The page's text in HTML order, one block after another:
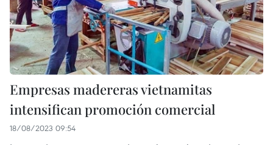
Empresas madereras vietnamitas
intensifican promoción comercial
18/08/2023 09:54